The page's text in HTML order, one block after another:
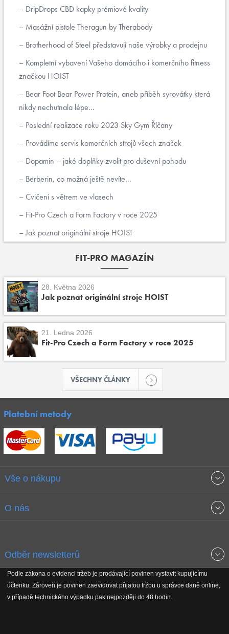
DripDrops CBD kapky prémiové kvality
Masážní pistole Theragun by Therabody
Brotherhood of Steel představují naše výrobky a prodejnu
Kompletní vybavení Vašeho domácího i komerčního fitness
značkou HOIST
Bear Foot Bear Power Protein, aneb příběh syrovátky která
nikdy nechutnala lépe...
Poslední realizace roku 2023 Sky Gym Říčany
Provádíme servis komerčních strojů všech značek
Dopamin – jaké doplňky zvolit pro duševní pohodu
Berberin, co možná ještě nevíte...
Cvičení s větrem ve vlasech
Fit-Pro Czech a Form Factory v roce 2025
Jak poznat originální stroje HOIST
FIT-PRO MAGAZÍN
28. Května 2026
Jak poznat originální stroje HOIST
21. Ledna 2026
Fit-Pro Czech a Form Factory v roce 2025
VŠECHNY ČLÁNKY
Platební metody
Vše o nákupu
Obchodní podmínky
Reklamační řád
O nás
Koho podporujeme
Odběr newsletterů
Získejte přehled o novinkách, slevách, akčním zboží a upozornění
na nové články v magazínu!
Podle zákona o evidenci tržeb je prodávající povinen vystavit kupujícímu
účtenku. Zároveň je povinen zaevidovat přijatou tržbu u správce daně online,
v případě technického výpadku pak nejpozději do 48 hodin.